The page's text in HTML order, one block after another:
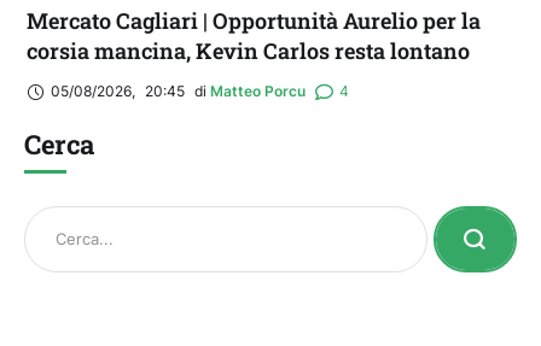
Mercato Cagliari | Opportunità Aurelio per la
corsia mancina, Kevin Carlos resta lontano
05/08/2026, 20:45 di Matteo Porcu 4
Cerca